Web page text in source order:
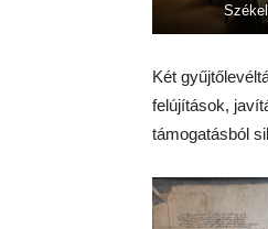
Két
felújítások,
támogatásból